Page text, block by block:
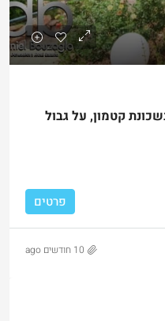
קטמון, על גבול
פרטים
10 חודשים ago